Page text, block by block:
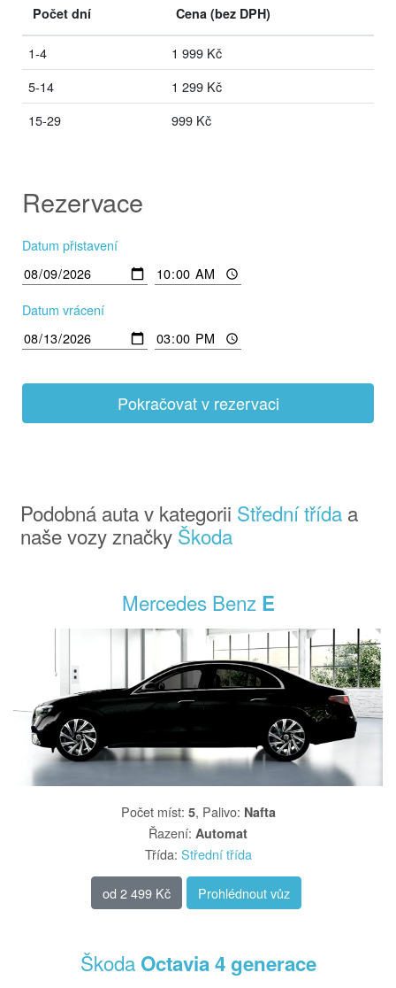
Počet dní Cena (bez DPH)
1-4
1 999 Kč
5-14
1 299 Kč
15-29
999 Kč
Rezervace
Datum přistavení
Datum vrácení
Pokračovat v rezervaci
Podobná auta v kategorii Střední třída a
naše vozy značky Škoda
Mercedes Benz E
Počet míst: 5, Palivo: Nafta
Řazení: Automat
Třída: Střední třída
od 2 499 Kč Prohlédnout vůz
Škoda Octavia 4 generace